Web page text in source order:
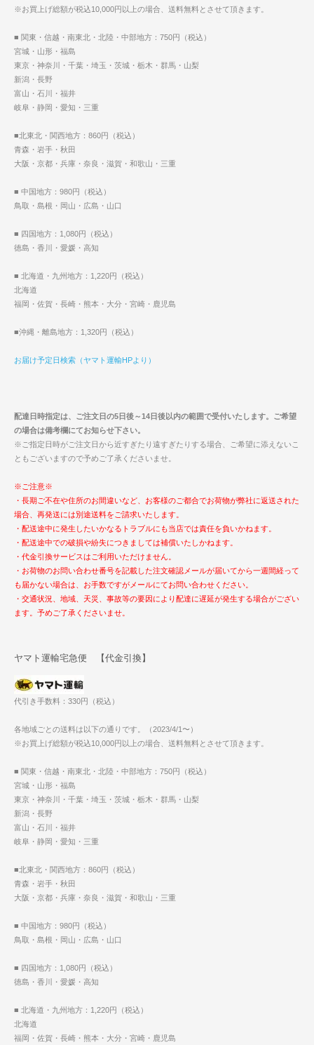
※お買上げ総額が税込10,000円以上の場合、送料無料とさせて頂きます。
■ 関東・信越・南東北・北陸・中部地方：750円（税込）
宮城・山形・福島
東京・神奈川・千葉・埼玉・茨城・栃木・群馬・山梨
新潟・長野
富山・石川・福井
岐阜・静岡・愛知・三重
■北東北・関西地方：860円（税込）
青森・岩手・秋田
大阪・京都・兵庫・奈良・滋賀・和歌山・三重
■ 中国地方：980円（税込）
鳥取・島根・岡山・広島・山口
■ 四国地方：1,080円（税込）
徳島・香川・愛媛・高知
■ 北海道・九州地方：1,220円（税込）
北海道
福岡・佐賀・長崎・熊本・大分・宮崎・鹿児島
■沖縄・離島地方：1,320円（税込）
お届け予定日検索（ヤマト運輸HPより）
配達日時指定は、ご注文日の5日後～14日後以内の範囲で受付いたします。ご希望
の場合は備考欄にてお知らせ下さい。
※ご指定日時がご注文日から近すぎたり遠すぎたりする場合、ご希望に添えないこ
ともございますので予めご了承くださいませ。
※ご注意※
・長期ご不在や住所のお間違いなど、お客様のご都合でお荷物が弊社に返送された
場合、再発送には別途送料をご請求いたします。
・配送途中に発生したいかなるトラブルにも当店では責任を負いかねます。
・配送途中での破損や紛失につきましては補償いたしかねます。
・代金引換サービスはご利用いただけません。
・お荷物のお問い合わせ番号を記載した注文確認メールが届いてから一週間経って
も届かない場合は、お手数ですがメールにてお問い合わせください。
・交通状況、地域、天災、事故等の要因により配達に遅延が発生する場合がござい
ます。予めご了承くださいませ。
ヤマト運輸宅急便 【代金引換】
代引き手数料：330円（税込）
各地域ごとの送料は以下の通りです。（2023/4/1〜）
※お買上げ総額が税込10,000円以上の場合、送料無料とさせて頂きます。
■ 関東・信越・南東北・北陸・中部地方：750円（税込）
宮城・山形・福島
東京・神奈川・千葉・埼玉・茨城・栃木・群馬・山梨
新潟・長野
富山・石川・福井
岐阜・静岡・愛知・三重
■北東北・関西地方：860円（税込）
青森・岩手・秋田
大阪・京都・兵庫・奈良・滋賀・和歌山・三重
■ 中国地方：980円（税込）
鳥取・島根・岡山・広島・山口
■ 四国地方：1,080円（税込）
徳島・香川・愛媛・高知
■ 北海道・九州地方：1,220円（税込）
北海道
福岡・佐賀・長崎・熊本・大分・宮崎・鹿児島